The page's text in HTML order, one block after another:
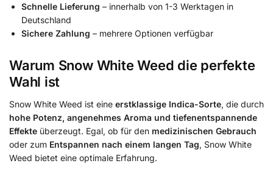
Schnelle Lieferung – innerhalb von 1-3 Werktagen in
Deutschland
Sichere Zahlung – mehrere Optionen verfügbar
Warum Snow White Weed die perfekte
Wahl ist
Snow White Weed ist eine erstklassige Indica-Sorte, die durch
hohe Potenz, angenehmes Aroma und tiefenentspannende
Effekte überzeugt. Egal, ob für den medizinischen Gebrauch
oder zum Entspannen nach einem langen Tag, Snow White
Weed bietet eine optimale Erfahrung.